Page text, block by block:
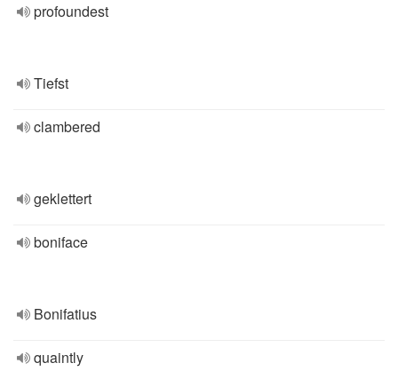
profoundest
Tiefst
clambered
geklettert
boniface
Bonifatius
quaintly